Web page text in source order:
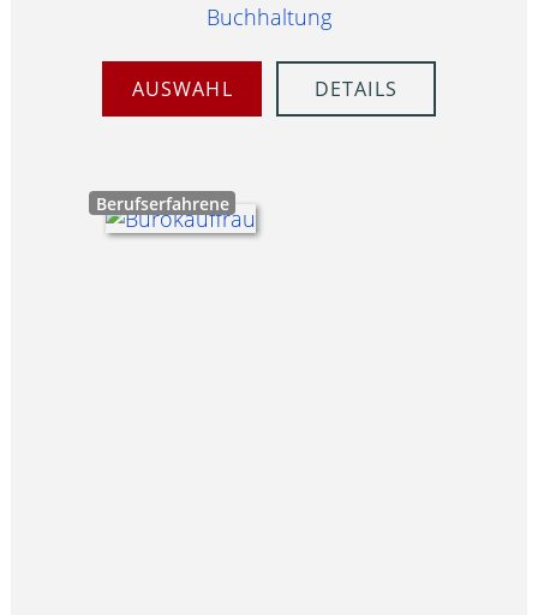
Buchhaltung
AUSWAHL DETAILS
Berufserfahrene